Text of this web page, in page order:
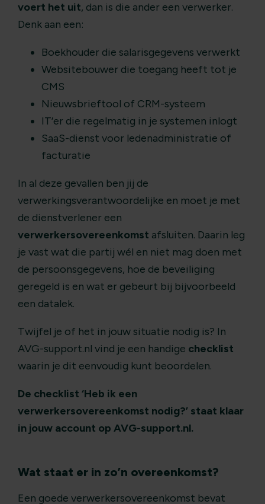
voert het uit, dan is die ander een verwerker.
Denk aan een:
Boekhouder die salarisgegevens verwerkt
Websitebouwer die toegang heeft tot je
CMS
Nieuwsbrieftool of CRM-systeem
IT’er die regelmatig in je systemen inlogt
SaaS-dienst voor ledenadministratie of
facturatie
In al deze gevallen ben jij de
verwerkingsverantwoordelijke en moet je met
de dienstverlener een
verwerkersovereenkomst afsluiten. Daarin leg
je vast wat die partij wél en niet mag doen met
de persoonsgegevens, hoe de beveiliging
geregeld is en wat er gebeurt bij bijvoorbeeld
een datalek.
Twijfel je of het in jouw situatie nodig is? In
AVG-support.nl vind je een handige checklist
waarin je dit eenvoudig kunt beoordelen.
De checklist ‘Heb ik een
verwerkersovereenkomst nodig?’ staat klaar
in jouw account op AVG-support.nl.
Wat staat er in zo’n overeenkomst?
Een goede verwerkersovereenkomst bevat